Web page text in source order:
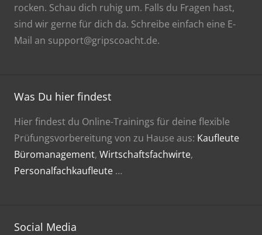
rocken. Schau dich ruhig um. Falls du Fragen hast,
sind wir gerne für dich da. Schreibe einfach eine E-
Mail an support@gripscoacht.de.
Was Du hier findest
Hier findest du Online-Trainings für deine flexible
Prüfungsvorbereitung von zu Hause aus: Kaufleute
Büromanagement, Wirtschaftsfachwirte,
Personalfachkaufleute …
Social Media